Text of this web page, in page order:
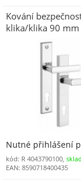
Kování
klika/klika 90 mm
chrom nerez 0100
Nutné přihlášení
kód: R 4043790100,
EAN: 8590718400435